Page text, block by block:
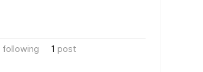
following 1 post